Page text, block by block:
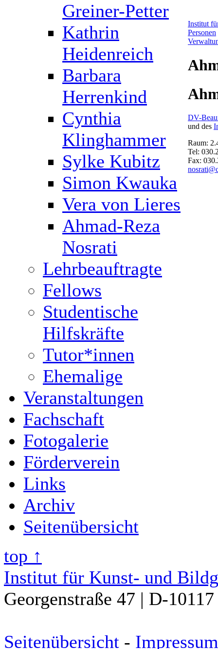
Greiner-Petter
Kathrin
Heidenreich
Barbara
Herrenkind
Cynthia
Klinghammer
Sylke Kubitz
Simon Kwauka
Vera von Lieres
Ahmad-Reza
Nosrati
Lehrbeauftragte
Fellows
Studentische
Hilfskräfte
Tutor*innen
Ehemalige
Veranstaltungen
Fachschaft
Fotogalerie
Förderverein
Links
Archiv
Seitenübersicht
Institut
Personen
DV-
und des
Raum:
Tel:
Fax:
top ↑
Institut für Kunst- und
Georgenstraße 47 | D-
Seitenübersicht - Impressum